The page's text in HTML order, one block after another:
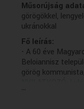
Műsorújság
görögökkel,
ukránokkal
Fő leírás:
- A 60 éve
Beloiannisz
görög
alpolgármester,
iskolaigazgató;
...